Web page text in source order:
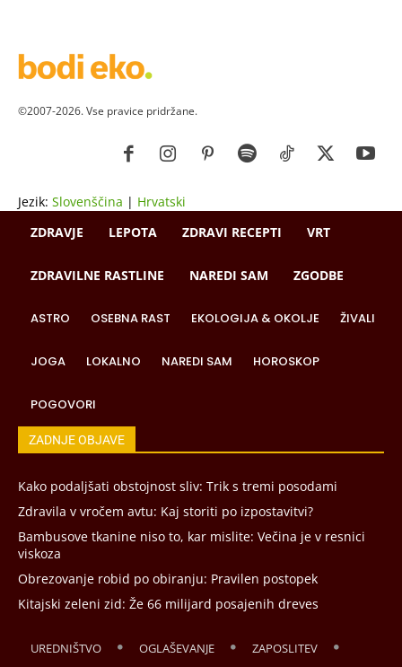
©2007-2026. Vse pravice pridržane.
Jezik: Slovenščina | Hrvatski
ZDRAVJE
LEPOTA ZDRAVI RECEPTI VRT
ZDRAVILNE RASTLINE NAREDI SAM ZGODBE
ASTRO OSEBNA RAST EKOLOGIJA & OKOLJE ŽIVALI
JOGA LOKALNO NAREDI SAM HOROSKOP
POGOVORI
ZADNJE OBJAVE
Kako podaljšati obstojnost sliv: Trik s tremi posodami
Zdravila v vročem avtu: Kaj storiti po izpostavitvi?
Bambusove tkanine niso to, kar mislite: Večina je v resnici
viskoza
Obrezovanje robid po obiranju: Pravilen postopek
Kitajski zeleni zid: Že 66 milijard posajenih dreves
UREDNIŠTVO OGLAŠEVANJE ZAPOSLITEV